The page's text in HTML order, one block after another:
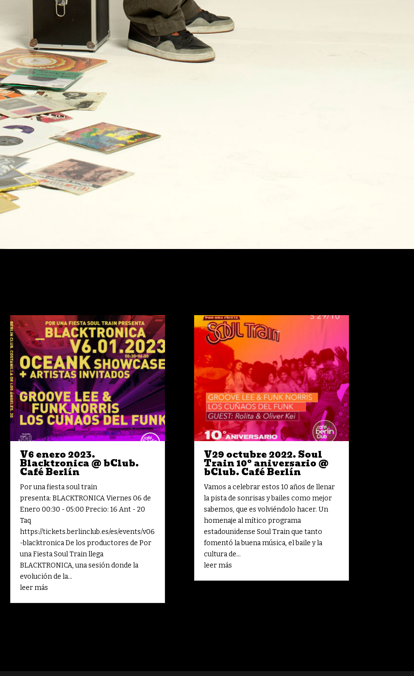
V6 enero 2023.
Blacktronica @ bClub.
Café Berlín
Por una fiesta soul train
presenta: BLACKTRONICA Viernes 06 de
Enero 00:30 - 05:00 Precio: 16 Ant - 20
Taq
https://tickets.berlinclub.es/es/events/v06
-blacktronica De los productores de Por
una Fiesta Soul Train llega
BLACKTRONICA, una sesión donde la
evolución de la...
leer más
V29 octubre 2022. Soul
Train 10º aniversario @
bClub. Café Berlín
Vamos a celebrar estos 10 años de llenar
la pista de sonrisas y bailes como mejor
sabemos, que es volviéndolo hacer. Un
homenaje al mítico programa
estadounidense Soul Train que tanto
fomentó la buena música, el baile y la
cultura de...
leer más